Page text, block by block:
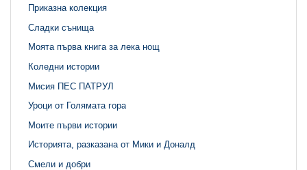
Приказна колекция
Сладки сънища
Моята първа книга за лека нощ
Коледни истории
Мисия ПЕС ПАТРУЛ
Уроци от Голямата гора
Моите първи истории
Историята, разказана от Мики и Доналд
Смели и добри